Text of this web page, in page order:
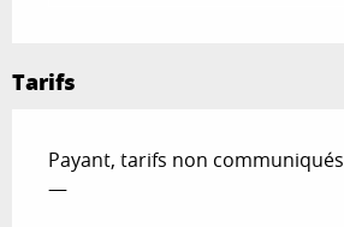
Tarifs
Payant, tarifs non communiqués
—